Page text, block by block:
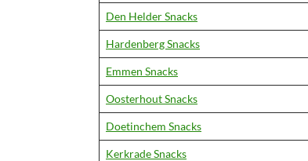
Den Helder Snacks
Hardenberg Snacks
Emmen Snacks
Oosterhout Snacks
Doetinchem Snacks
Kerkrade Snacks